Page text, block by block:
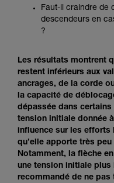
Faut-il craindre de
descendeurs en
?
Les résultats montrent
restent inférieurs aux
ancrages, de la corde
la capacité de
dépassée dans
tension initiale donnée
influence sur les
qu’elle apporte très peu
Notamment, la flèche
une tension initiale
recommandé de ne pas